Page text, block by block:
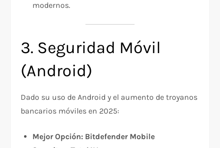
modernos.​
3. Seguridad Móvil
(Android)
Dado su uso de Android y el aumento de troyanos
bancarios móviles en 2025:
Mejor Opción: Bitdefender Mobile